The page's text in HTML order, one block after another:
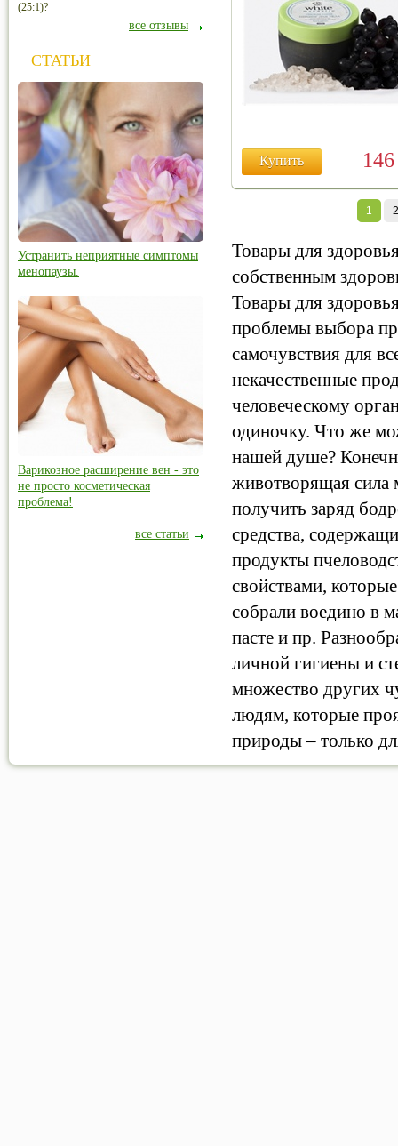
Купить
1 2
Товары для
собственным
Товары для
проблемы выбора
самочувствия для
некачественные
человеческому
одиночку. Что же
нашей душе?
животворящая сила
получить заряд
средства,
продукты
свойствами,
собрали воедино в
пасте и пр.
личной гигиены и
множество других
людям, которые
природы – только
(25:1)?
все отзывы
СТАТЬИ
Устранить неприятные симптомы
менопаузы.
Варикозное расширение вен - это
не просто косметическая
проблема!
все статьи